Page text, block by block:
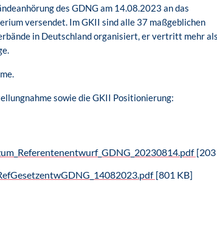
des GDNG am 14.08.2023 an das
versendet. Im GKII sind alle 37 maßgeblichen
in Deutschland organisiert, er vertritt mehr
sowie die GKII Positionierung:
[801 KB]